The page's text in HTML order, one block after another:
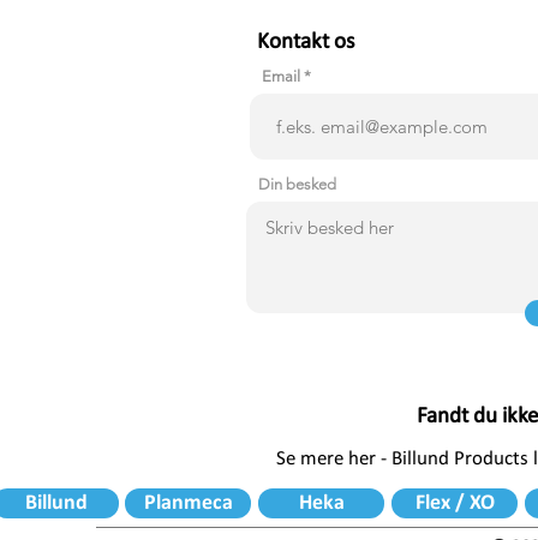
Kontakt os
Email
Din besked
Fandt du
Se mere her - Billund
Billund Planmeca Heka Flex / XO